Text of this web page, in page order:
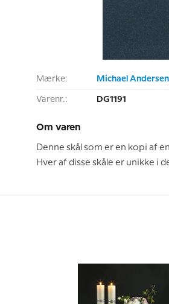
Mærke: Michael
Varenr.: DG1191
Om varen
Denne skål som er en kopi af
Hver af disse skåle er unikke i